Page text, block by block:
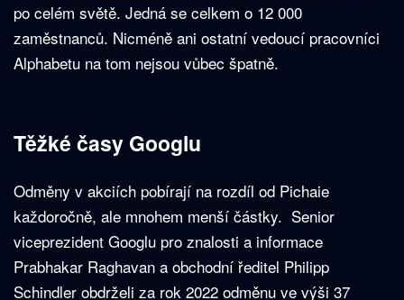
po celém světě. Jedná se celkem o 12 000
zaměstnanců. Nicméně ani ostatní vedoucí pracovníci
Alphabetu na tom nejsou vůbec špatně.
Těžké časy Googlu
Odměny v akciích pobírají na rozdíl od Pichaie
každoročně, ale mnohem menší částky. Senior
viceprezident Googlu pro znalosti a informace
Prabhakar Raghavan a obchodní ředitel Philipp
Schindler obdrželi za rok 2022 odměnu ve výši 37